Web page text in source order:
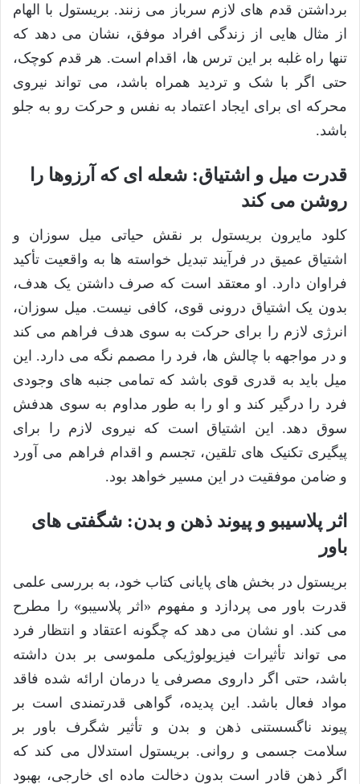
برداشتن قدم های لازم سرباز می زنند. بریستول با الهام
از مثال هایی از زندگی افراد موفق، نشان می دهد که
تنها راه غلبه بر این ترس ها، اقدام است. هر قدم کوچک،
حتی اگر با شک و تردید همراه باشد، می تواند نیروی
محرکه ای برای ایجاد اعتماد به نفس و حرکت رو به جلو
باشد.
قدرت میل و اشتیاق: شعله ای که آرزوها را
روشن می کند
کلود مایرون بریستول بر نقش حیاتی میل سوزان و
اشتیاق عمیق در فرآیند تبدیل خواسته ها به واقعیت تأکید
فراوان دارد. او معتقد است که صرف داشتن یک هدف،
بدون یک اشتیاق درونی قوی، کافی نیست. میل سوزان،
انرژی لازم را برای حرکت به سوی هدف فراهم می کند
و در مواجهه با چالش ها، فرد را مصمم نگه می دارد. این
میل باید به قدری قوی باشد که تمامی جنبه های وجودی
فرد را درگیر کند و او را به طور مداوم به سوی هدفش
سوق دهد. این اشتیاق است که نیروی لازم را برای
پیگیری تکنیک های تلقین، تجسم و اقدام فراهم می آورد
و ضامن موفقیت در این مسیر خواهد بود.
اثر پلاسیبو و پیوند ذهن و بدن: شگفتی های
باور
بریستول در بخش های پایانی کتاب خود، به بررسی علمی
قدرت باور می پردازد و مفهوم «اثر پلاسیبو» را مطرح
می کند. او نشان می دهد که چگونه اعتقاد و انتظار فرد
می تواند تأثیرات فیزیولوژیکی ملموسی بر بدن داشته
باشد، حتی اگر داروی مصرفی یا درمان ارائه شده فاقد
مواد فعال باشد. این پدیده، گواهی قدرتمندی است بر
پیوند ناگسستنی ذهن و بدن و تأثیر شگرف باور بر
سلامت جسمی و روانی. بریستول استدلال می کند که
اگر ذهن قادر است بدون دخالت ماده ای خارجی، بهبود